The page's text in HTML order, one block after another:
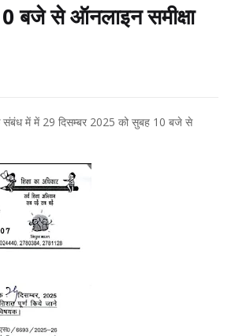
बजे से ऑनलाइन समीक्षा
में में 29 दिसम्बर 2025 को सुबह 10 बजे से